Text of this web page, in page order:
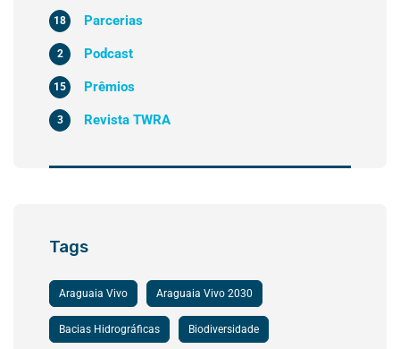
Parcerias
18
Podcast
2
Prêmios
15
Revista TWRA
3
Tags
Araguaia Vivo Araguaia Vivo 2030
Bacias Hidrográficas Biodiversidade